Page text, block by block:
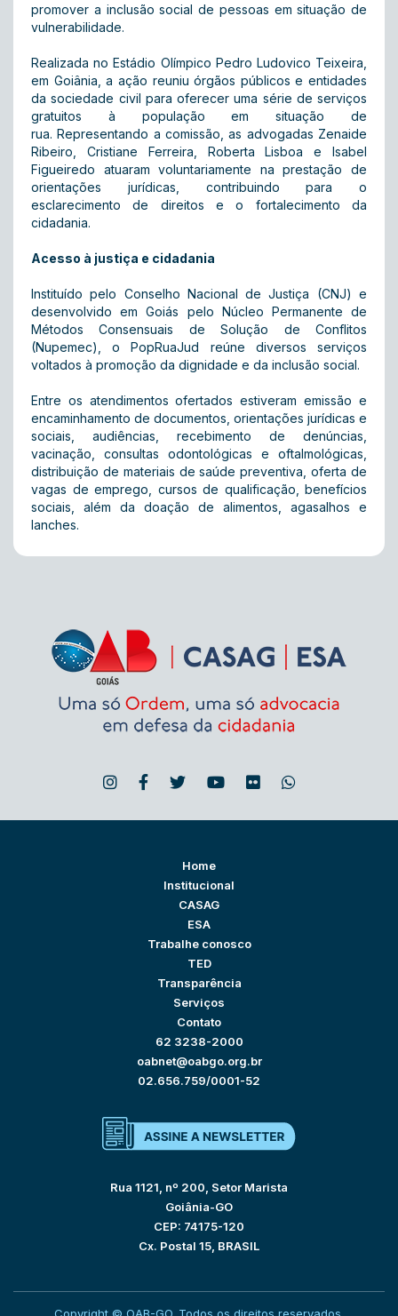
promover a inclusão social de pessoas em situação de
vulnerabilidade.
Realizada no Estádio Olímpico Pedro Ludovico Teixeira,
em Goiânia, a ação reuniu órgãos públicos e entidades
da sociedade civil para oferecer uma série de serviços
gratuitos à população em situação de
rua. Representando a comissão, as advogadas Zenaide
Ribeiro, Cristiane Ferreira, Roberta Lisboa e Isabel
Figueiredo atuaram voluntariamente na prestação de
orientações jurídicas, contribuindo para o
esclarecimento de direitos e o fortalecimento da
cidadania.
Acesso à justiça e cidadania
Instituído pelo Conselho Nacional de Justiça (CNJ) e
desenvolvido em Goiás pelo Núcleo Permanente de
Métodos Consensuais de Solução de Conflitos
(Nupemec), o PopRuaJud reúne diversos serviços
voltados à promoção da dignidade e da inclusão social.
Entre os atendimentos ofertados estiveram emissão e
encaminhamento de documentos, orientações jurídicas e
sociais, audiências, recebimento de denúncias,
vacinação, consultas odontológicas e oftalmológicas,
distribuição de materiais de saúde preventiva, oferta de
vagas de emprego, cursos de qualificação, benefícios
sociais, além da doação de alimentos, agasalhos e
lanches.
Home
Institucional
CASAG
ESA
Trabalhe conosco
TED
Transparência
Serviços
Contato
62 3238-2000
oabnet@oabgo.org.br
02.656.759/0001-52
Rua 1121, nº 200, Setor Marista
Goiânia-GO
CEP: 74175-120
Cx. Postal 15, BRASIL